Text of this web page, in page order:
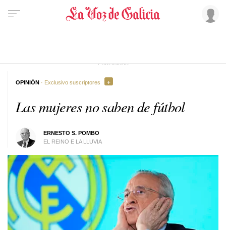
Las mujeres no saben de fútbol
ERNESTO S. POMBO
EL REINO E LA LLUVIA
OPINIÓN · Exclusivo suscriptores